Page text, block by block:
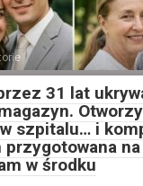
31 lat
w szpitalu… i
przygotowana
w środku